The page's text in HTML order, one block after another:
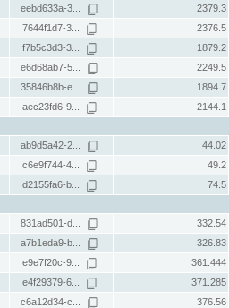
eebd633a-3... 2379.3
7644f1d7-3... 2376.5
f7b5c3d3-3... 1879.2
e6d68ab7-5... 2249.5
35846b8b-e... 1894.7
aec23fd6-9... 2144.1
ab9d5a42-2... 44.02
c6e9f744-4... 49.2
d2155fa6-b... 74.5
831ad501-d... 332.54
a7b1eda9-b... 326.83
e9e7f20c-9... 361.444
e4f29379-6... 371.285
c6a12d34-c... 376.56